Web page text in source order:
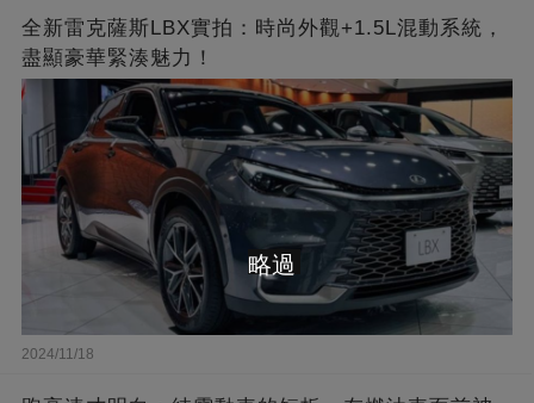
全新雷克薩斯LBX實拍：時尚外觀+1.5L混動系統，
盡顯豪華緊湊魅力！
2024/11/18
略過